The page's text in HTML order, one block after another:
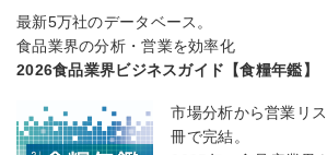
最新5万社のデータベース。
食品業界の分析・営業を効率化
2026食品業界ビジネスガイド【食糧年鑑】
市場分析から営業リ
冊で完結。